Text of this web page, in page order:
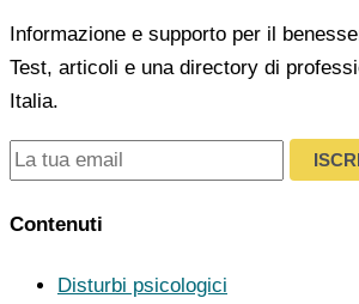
Informazione e supporto per il
Test, articoli e una directory di
Italia.
Contenuti
Disturbi psicologici